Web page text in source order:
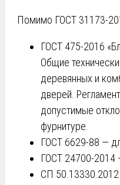
Помимо ГОСТ 31173-
ГОСТ 475-2016
Общие
деревянных и
дверей.
допустимые
фурнитуре.
ГОСТ 6629-88 —
ГОСТ 24700-2014
СП 50.13330.2012